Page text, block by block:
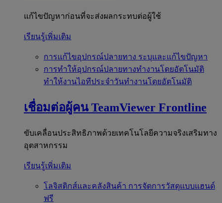
แก้ไขปัญหาก่อนที่จะส่งผลกระทบต่อผู้ใช้
เรียนรู้เพิ่มเติม
การแก้ไขอุปกรณ์ปลายทาง ระบุและแก้ไขปัญหา
การทำให้อุปกรณ์ปลายทางทำงานโดยอัตโนมัติ
ทำให้งานไอทีประจำวันทำงานโดยอัตโนมัติ
เชื่อมต่อผู้คน TeamViewer Frontline
ขับเคลื่อนประสิทธิภาพด้วยเทคโนโลยีความจริงเสริมทาง
อุตสาหกรรม
เรียนรู้เพิ่มเติม
โลจิสติกส์และคลังสินค้า การจัดการวัสดุแบบแฮนด์
ฟรี